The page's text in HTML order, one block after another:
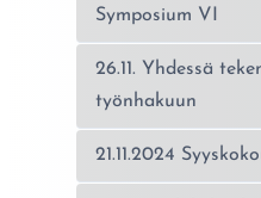
Symposium VI
26.11. Yhdessä
työnhakuun
21.11.2024